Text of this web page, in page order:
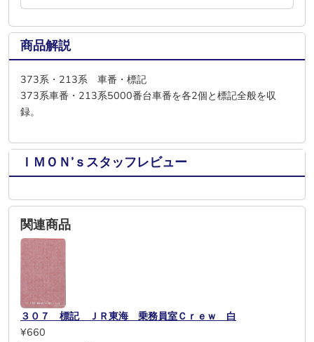
商品解説
373系・213系 車番・標記
373系車番・213系5000番台車番を各2個と標記全般を収
録。
ＩＭＯＮ’ｓスタッフレビュー
関連商品
３０７ 標記 ＪＲ東海 乗務員室Ｃｒｅｗ 白
¥660